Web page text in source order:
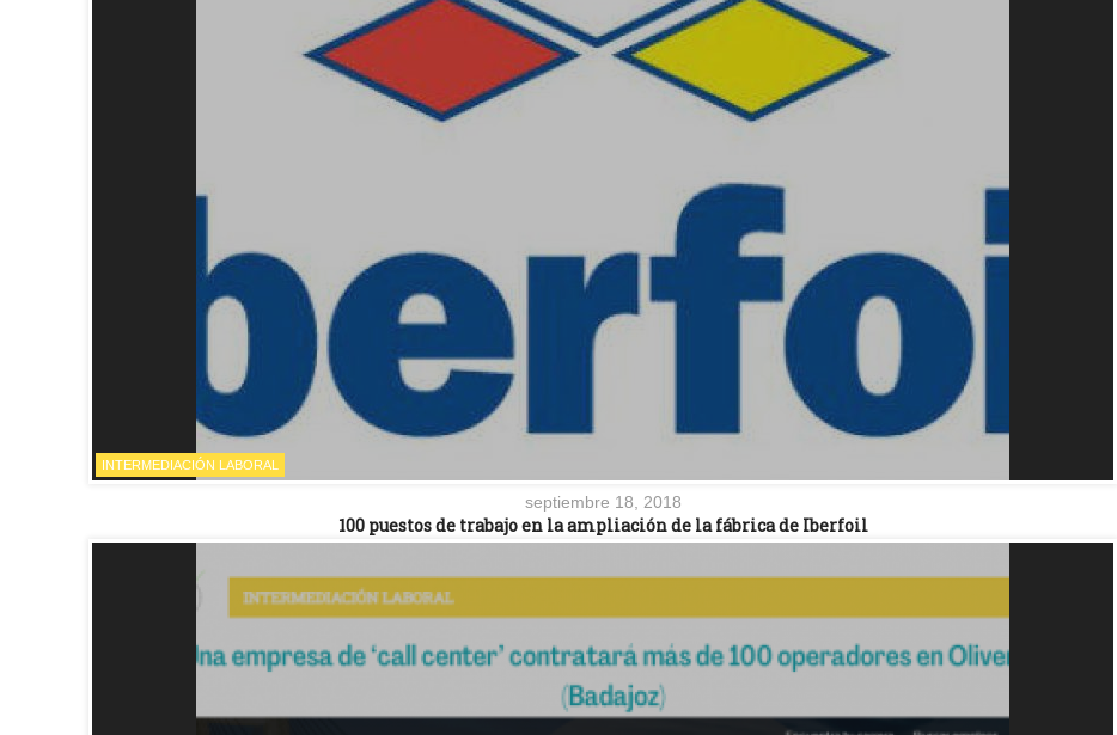
INTERMEDIACIÓN LABORAL
septiembre 18, 2018
100 puestos de trabajo en la ampliación de la fábrica de Iberfoil